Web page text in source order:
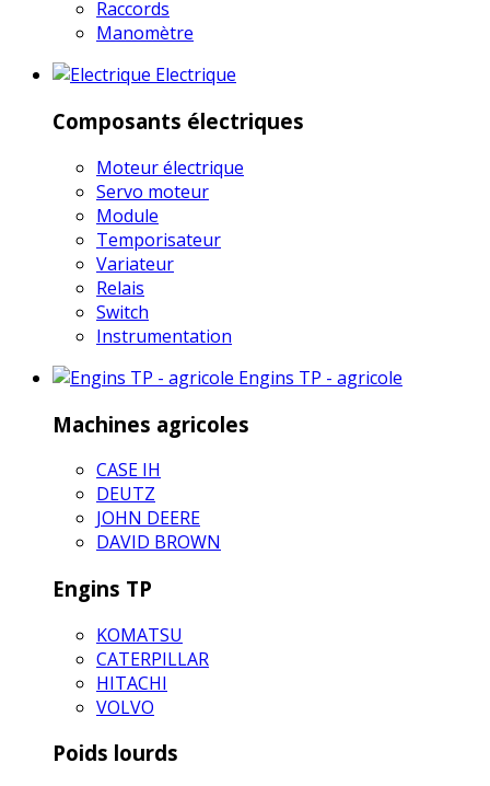
Raccords
Manomètre
Electrique
Composants électriques
Moteur électrique
Servo moteur
Module
Temporisateur
Variateur
Relais
Switch
Instrumentation
Engins TP - agricole
Machines agricoles
CASE IH
DEUTZ
JOHN DEERE
DAVID BROWN
Engins TP
KOMATSU
CATERPILLAR
HITACHI
VOLVO
Poids lourds